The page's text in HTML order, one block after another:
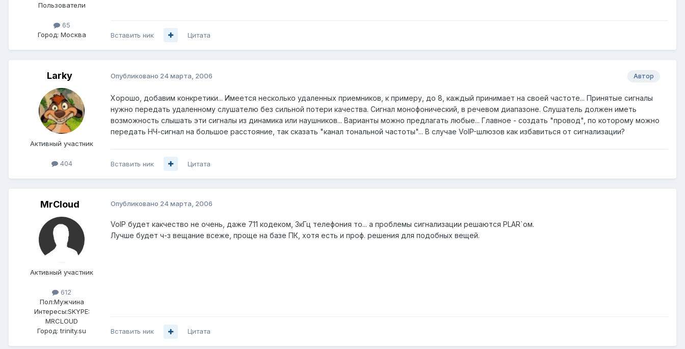
Пользователи
65
Город: Москва Вставить ник Цитата
Larky
Активный участник
404
Автор
Опубликовано 24 марта, 2006
Хорошо, добавим конкретики... Имеется несколько удаленных приемников, к примеру, до 8, каждый принимает на своей частоте... Принятые сигналы
нужно передать удаленному слушателю без сильной потери качества. Сигнал монофонический, в речевом диапазоне. Слушатель должен иметь
возможность слышать эти сигналы из динамика или наушников... Варианты можно предлагать любые... Главное - создать "провод", по которому можно
передать НЧ-сигнал на большое расстояние, так сказать "канал тональной частоты"... В случае VoIP-шлюзов как избавиться от сигнализации?
Вставить ник Цитата
MrCloud
Активный участник
612
Пол:Мужчина
Интересы:SKYPE:
MRCLOUD
Город: trinity.su
Опубликовано 24 марта, 2006
VoIP будет какчество не очень, даже 711 кодеком, 3кГц телефония то... а проблемы сигнализации решаются PLAR`ом.
Лучше будет ч-з вещание всеже, проще на базе ПК, хотя есть и проф. решения для подобных вещей.
Вставить ник Цитата